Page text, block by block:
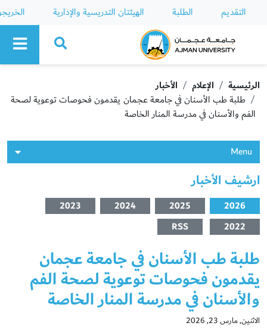
التقديم الطلبة الهيئتان التدريسية والإدارية
Ajman University
الرئيسية الإعلام
الأخبار
طلبة طب الأسنان في جامعة عجمان يقدمون فحوصات توعوية لصحة
الفم والأسنان في مدرسة المنار الخاصة
Menu
ارشيف الأخبار
2026
2025
2024
2023
2022
RSS
طلبة طب الأسنان في جامعة عجمان
يقدمون فحوصات توعوية لصحة الفم
والأسنان في مدرسة المنار الخاصة
الاثنين, مارس 23, 2026